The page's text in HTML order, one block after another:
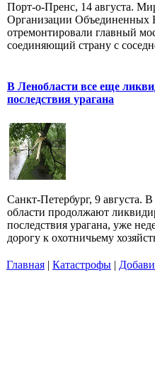
Порт-о-Пренс, 14 августа.
Организации Объединенных
отремонтировали главный
соединяющий страну с
В Ленобласти все еще
последствия урагана
Санкт-Петербург, 9 августа.
области продолжают
последствия урагана, уже
дорогу к охотничьему
Главная | Катастрофы |